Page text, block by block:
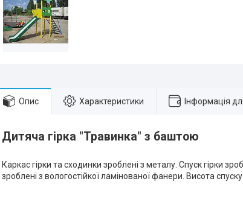
Опис Характеристики Інформація
Дитяча гірка "Травинка" з баштою
Каркас гірки та сходинки зроблені з металу. Спуск гірки
зроблені з вологостійкої ламінованої фанери. Висота